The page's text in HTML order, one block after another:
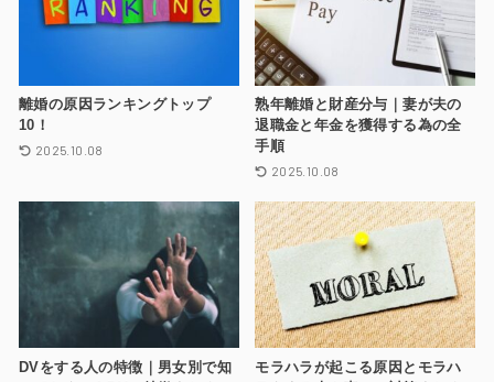
離婚の原因ランキングトップ
10！
2025.10.08
熟年離婚と財産分与｜妻が夫の
退職金と年金を獲得する為の全
手順
2025.10.08
DVをする人の特徴｜男女別で知
モラハラが起こる原因とモラハ